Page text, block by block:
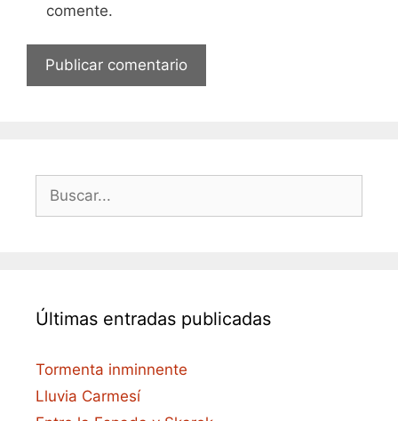
comente.
Buscar:
Últimas entradas publicadas
Tormenta inminnente
Lluvia Carmesí